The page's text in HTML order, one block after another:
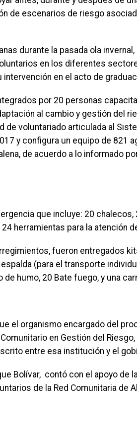
de escenarios de riesgo
durante la pasada ola
en los diferentes
en el acto de
por 20 personas
al cambio y gestión del
de voluntariado articulada al
y configura un equipo de 821
de acuerdo a lo informado
que incluye: 20 chalecos,
herramientas para la atención
fueron entregados
(para el transporte
humo, 20 Bate fuego, y una
el organismo encargado del
en Gestión del
entre esa institución y el
Bolívar, contó con el apoyo de
de la Red Comunitaria de